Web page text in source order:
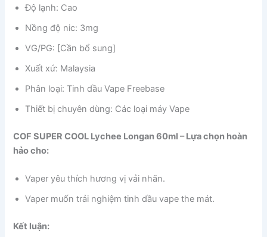
Độ lạnh: Cao
Nồng độ nic: 3mg
VG/PG: [Cần bổ sung]
Xuất xứ: Malaysia
Phân loại: Tinh dầu Vape Freebase
Thiết bị chuyên dùng: Các loại máy Vape
COF SUPER COOL Lychee Longan 60ml – Lựa chọn hoàn
hảo cho:
Vaper yêu thích hương vị vải nhãn.
Vaper muốn trải nghiệm tinh dầu vape the mát.
Kết luận: